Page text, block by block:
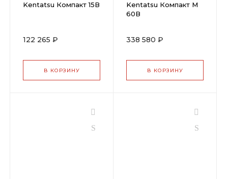
Kentatsu Компакт 15В
122 265 ₽
В КОРЗИНУ
Kentatsu Компакт М
60В
338 580 ₽
В КОРЗИНУ